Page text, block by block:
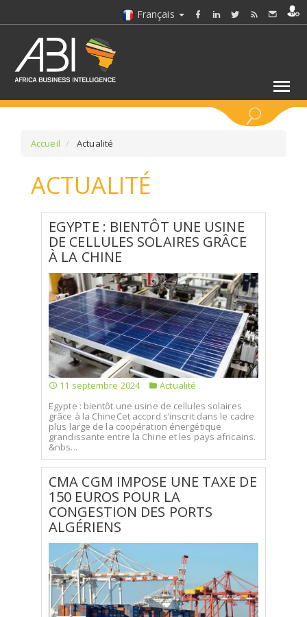
Français
SÉLECTIONNEZ UN/DES SECTEURS
SÉLECTIONNEZ UN DOSSIER
SELECTIONNEZ UNE SECTION
SÉLECTIONNEZ UNE CATÉGORIE
SÉLECTIONNEZ UN/DES PAYS
Accueil Actualité
ACTUALITÉ
EGYPTE : BIENTÔT UNE USINE
DE CELLULES SOLAIRES GRÂCE
À LA CHINE
11 septembre 2024
Actualité
Egypte : bientôt une usine de cellules solaires
grâce à la ChineCet accord s’inscrit dans le cadre
plus large de la coopération énergétique
grandissante entre la Chine et les pays africains.
&nbs...
CMA CGM IMPOSE UNE TAXE DE
150 EUROS POUR LA
CONGESTION DES PORTS
ALGÉRIENS